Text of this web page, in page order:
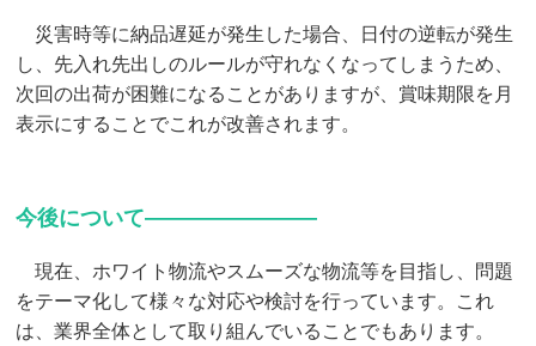
災害時等に納品遅延が発生した場合、日付の逆転が発生
し、先入れ先出しのルールが守れなくなってしまうため、
次回の出荷が困難になることがありますが、賞味期限を月
表示にすることでこれが改善されます。
今後について――――――――
現在、ホワイト物流やスムーズな物流等を目指し、問題
をテーマ化して様々な対応や検討を行っています。これ
は、業界全体として取り組んでいることでもあります。